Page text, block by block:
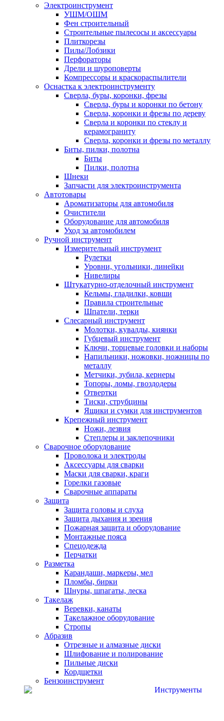
Электроинструмент
УШМ/ОШМ
Фен строительный
Строительные пылесосы и аксессуары
Плиткорезы
Пилы/Лобзики
Перфораторы
Дрели и шуроповерты
Компрессоры и краскораспылители
Оснастка к электроинструменту
Сверла, буры, коронки, фрезы
Сверла, буры и коронки по бетону
Сверла, коронки и фрезы по дереву
Сверла и коронки по стеклу и
керамограниту
Сверла, коронки и фрезы по металлу
Биты, пилки, полотна
Биты
Пилки, полотна
Шнеки
Запчасти для электроинструмента
Автотовары
Ароматизаторы для автомобиля
Очистители
Оборудование для автомобиля
Уход за автомобилем
Ручной инструмент
Измерительный инструмент
Рулетки
Уровни, угольники, линейки
Нивелиры
Штукатурно-отделочный инструмент
Кельмы, гладилки, ковши
Правила строительные
Шпатели, терки
Слесарный инструмент
Молотки, кувалды, киянки
Губцевый инструмент
Ключи, торцевые головки и наборы
Напильники, ножовки, ножницы по
металлу
Метчики, зубила, кернеры
Топоры, ломы, гвоздодеры
Отвертки
Тиски, струбцины
Ящики и сумки для инструментов
Крепежный инструмент
Ножи, лезвия
Степлеры и заклепочники
Сварочное оборудование
Проволока и электроды
Аксессуары для сварки
Маски для сварки, краги
Горелки газовые
Сварочные аппараты
Защита
Защита головы и слуха
Защита дыхания и зрения
Пожарная защита и оборудование
Монтажные пояса
Спецодежда
Перчатки
Разметка
Карандаши, маркеры, мел
Пломбы, бирки
Шнуры, шпагаты, леска
Такелаж
Веревки, канаты
Такелажное оборудование
Стропы
Абразив
Отрезные и алмазные диски
Шлифование и полирование
Пильные диски
Кордщетки
Бензоинструмент